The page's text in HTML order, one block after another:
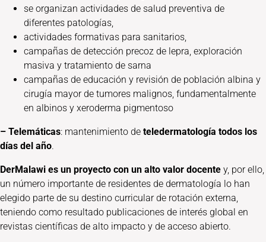
se organizan actividades de salud preventiva de
diferentes patologías,
actividades formativas para sanitarios,
campañas de detección precoz de lepra, exploración
masiva y tratamiento de sarna
campañas de educación y revisión de población albina y
cirugía mayor de tumores malignos, fundamentalmente
en albinos y xeroderma pigmentoso
– Telemáticas: mantenimiento de teledermatología todos los
días del año.
DerMalawi es un proyecto con un alto valor docente y, por ello,
un número importante de residentes de dermatología lo han
elegido parte de su destino curricular de rotación externa,
teniendo como resultado publicaciones de interés global en
revistas científicas de alto impacto y de acceso abierto.